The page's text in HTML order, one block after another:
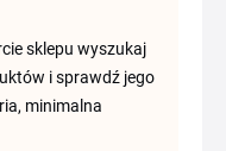
sklepu wyszukaj
i sprawdź jego
minimalna